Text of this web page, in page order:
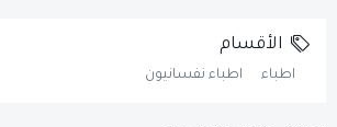
الأقسام
اطباء اطباء نفسانيون